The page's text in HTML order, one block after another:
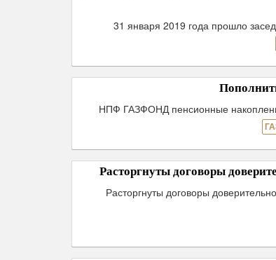
31 января 2019 года прошло
НПФ ГАЗФОНД пенсионные
Расторгнуты договоры
Расторгнуты договоры